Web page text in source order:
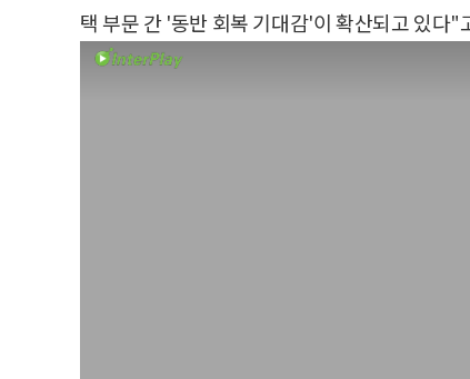
택 부문 간 '동반 회복 기대감'이 확산되고 있다"